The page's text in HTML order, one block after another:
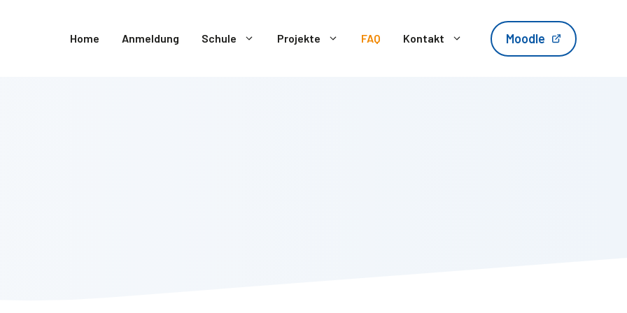
Home Anmeldung Schule Projekte FAQ Kontakt Moodle